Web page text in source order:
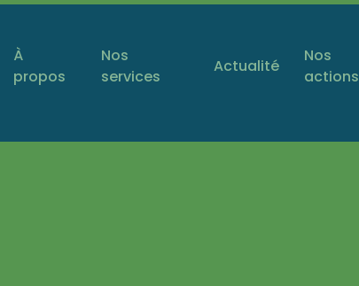
À
propos
Nos
services
Actualité
Nos
actions